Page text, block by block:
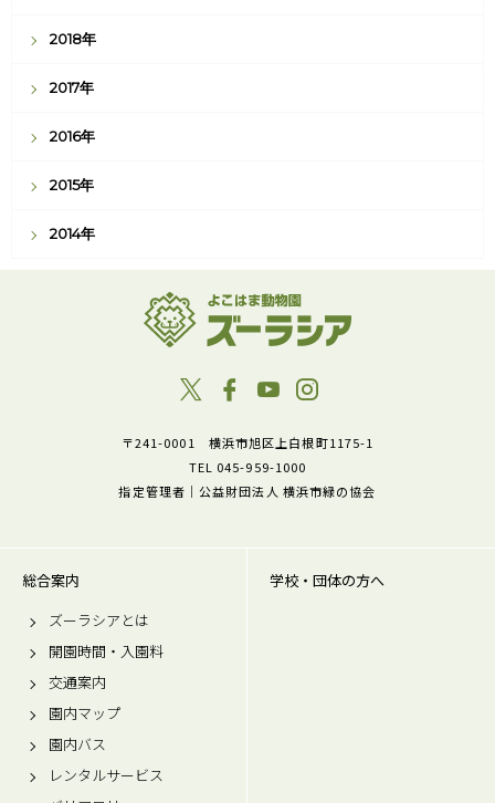
2018年
2017年
2016年
2015年
2014年
〒241-0001 横浜市旭区上白根町1175-1
TEL 045-959-1000
指定管理者｜公益財団法人 横浜市緑の協会
総合案内
ズーラシアとは
開園時間・入園料
交通案内
園内マップ
園内バス
レンタルサービス
学校・団体の方へ